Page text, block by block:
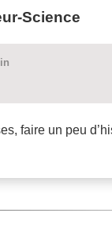
Science
faire un peu